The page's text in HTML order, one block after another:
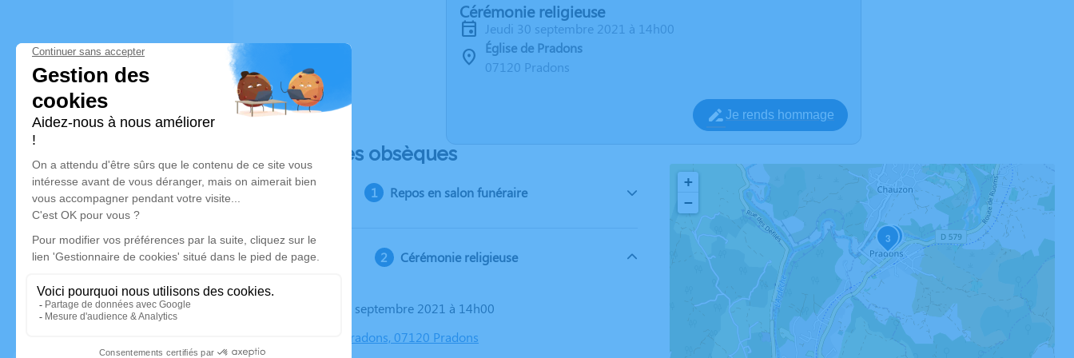
Cérémonie religieuse
jeudi 30 septembre 2021 à 14h00
Église de Pradons
07120 Pradons
Je rends hommage
Déroulé des obsèques
Repos en salon funéraire
Cérémonie religieuse
Le jeudi 30 septembre 2021 à 14h00
Église de Pradons, 07120 Pradons
2
3
+
−